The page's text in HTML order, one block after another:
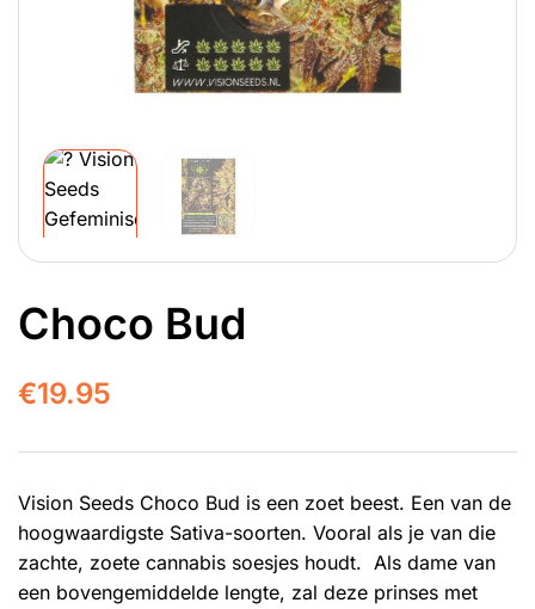
Choco Bud
€19.95
Vision Seeds Choco Bud is een zoet beest. Een van de
hoogwaardigste Sativa-soorten. Vooral als je van die
zachte, zoete cannabis soesjes houdt. Als dame van
een bovengemiddelde lengte, zal deze prinses met